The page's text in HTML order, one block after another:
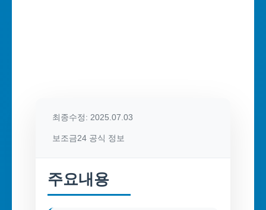
최종수정: 2025.07.03
보조금24 공식 정보
주요내용